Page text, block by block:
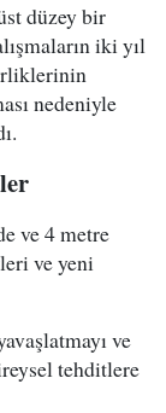
düzey bir
iki yıl
nedeniyle
ve 4 metre
ve yeni
ve
tehditlere